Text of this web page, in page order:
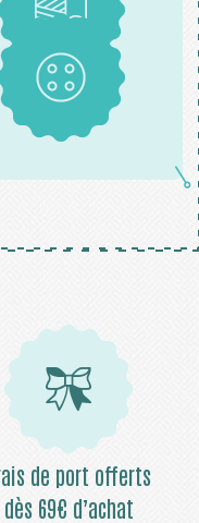
Tissus
Boutons
de port offerts
dès 69€ d’achat